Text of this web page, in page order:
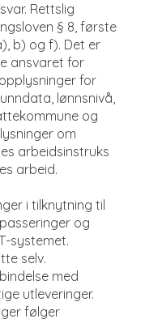
Rettslig
§ 8, første
b) og f). Det er
ansvaret for
for
lønnsnivå,
og
om
arbeidsinstruks
arbeid.
i tilknytning til
og
systemet.
selv.
med
utleveringer.
følger